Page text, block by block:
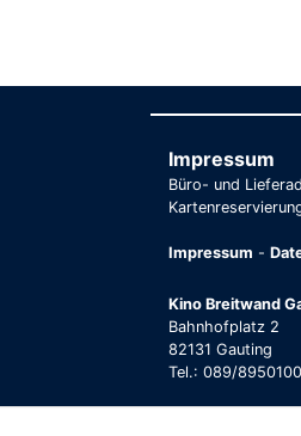
Impressum
Büro- und
Impressum -
Kino Breitwand
Bahnhofplatz 2
82131 Gauting
Tel.: 089/